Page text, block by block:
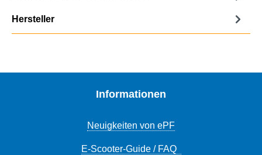
Hersteller
Informationen
Neuigkeiten von ePF
E-Scooter-Guide / FAQ